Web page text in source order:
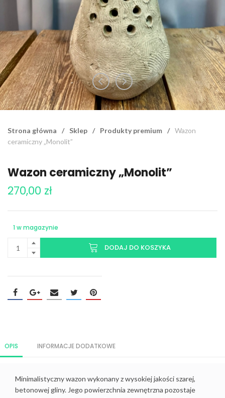
Strona główna / Sklep / Produkty premium / Wazon
ceramiczny „Monolit”
Wazon ceramiczny „Monolit”
270,00 zł
1 w magazynie
DODAJ DO KOSZYKA
OPIS INFORMACJE DODATKOWE
Minimalistyczny wazon wykonany z wysokiej jakości szarej,
betonowej gliny. Jego powierzchnia zewnętrzna pozostaje